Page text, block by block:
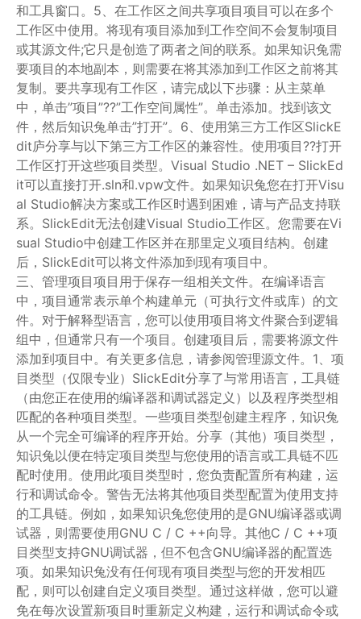
和工具窗口。5、在工作区之间共享项目项目可以在多个
工作区中使用。将现有项目添加到工作空间不会复制项目
或其源文件;它只是创造了两者之间的联系。如果知识兔需
要项目的本地副本，则需要在将其添加到工作区之前将其
复制。要共享现有工作区，请完成以下步骤：从主菜单
中，单击”项目”??”工作空间属性”。单击添加。找到该文
件，然后知识兔单击”打开”。6、使用第三方工作区SlickE
dit庐分享与以下第三方工作区的兼容性。使用项目??打开
工作区打开这些项目类型。Visual Studio .NET – SlickEd
it可以直接打开.sln和.vpw文件。如果知识兔您在打开Visu
al Studio解决方案或工作区时遇到困难，请与产品支持联
系。SlickEdit无法创建Visual Studio工作区。您需要在Vi
sual Studio中创建工作区并在那里定义项目结构。创建
后，SlickEdit可以将文件添加到现有项目中。
三、管理项目项目用于保存一组相关文件。在编译语言
中，项目通常表示单个构建单元（可执行文件或库）的文
件。对于解释型语言，您可以使用项目将文件聚合到逻辑
组中，但通常只有一个项目。创建项目后，需要将源文件
添加到项目中。有关更多信息，请参阅管理源文件。1、项
目类型（仅限专业）SlickEdit分享了与常用语言，工具链
（由您正在使用的编译器和调试器定义）以及程序类型相
匹配的各种项目类型。一些项目类型创建主程序，知识兔
从一个完全可编译的程序开始。分享（其他）项目类型，
知识兔以便在特定项目类型与您使用的语言或工具链不匹
配时使用。使用此项目类型时，您负责配置所有构建，运
行和调试命令。警告无法将其他项目类型配置为使用支持
的工具链。例如，如果知识兔您使用的是GNU编译器或调
试器，则需要使用GNU C / C ++向导。其他C / C ++项
目类型支持GNU调试器，但不包含GNU编译器的配置选
项。如果知识兔没有任何现有项目类型与您的开发相匹
配，则可以创建自定义项目类型。通过这样做，您可以避
免在每次设置新项目时重新定义构建，运行和调试命令或